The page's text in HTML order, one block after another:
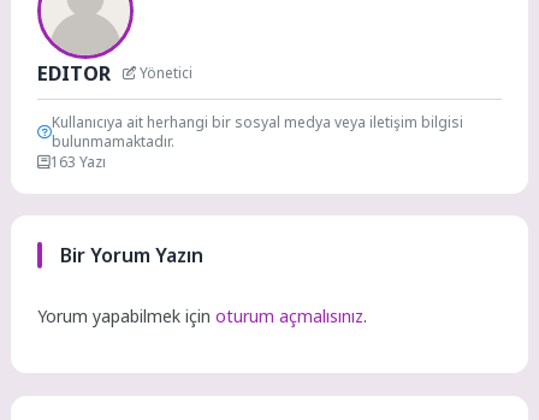
EDITOR Yönetici
Kullanıcıya ait herhangi bir sosyal medya veya iletişim bilgisi
bulunmamaktadır.
163 Yazı
Bir Yorum Yazın
Yorum yapabilmek içinoturum açmalısınız.